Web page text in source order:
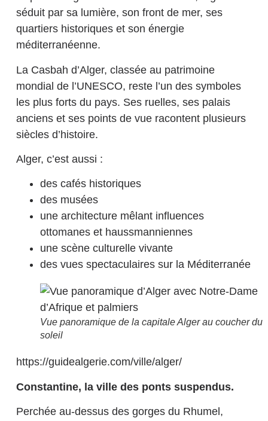
séduit par sa lumière, son front de mer, ses
quartiers historiques et son énergie
méditerranéenne.
La Casbah d’Alger, classée au patrimoine
mondial de l’UNESCO, reste l’un des symboles
les plus forts du pays. Ses ruelles, ses palais
anciens et ses points de vue racontent plusieurs
siècles d’histoire.
Alger, c’est aussi :
des cafés historiques
des musées
une architecture mêlant influences
ottomanes et haussmanniennes
une scène culturelle vivante
des vues spectaculaires sur la Méditerranée
Vue panoramique de la capitale Alger au coucher du
soleil
https://guidealgerie.com/ville/alger/
Constantine, la ville des ponts suspendus.
Perchée au-dessus des gorges du Rhumel,